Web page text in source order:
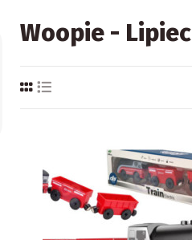
Woopie - Lipiec